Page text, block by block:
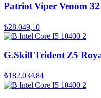
Patriot Viper Venom
₺28.049,10
G.Skill Trident Z5
₺182.034,84